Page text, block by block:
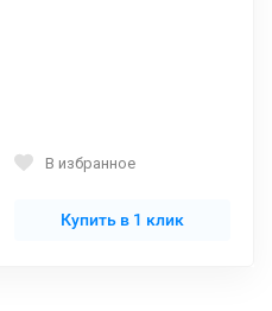
В избранное
Купить в 1 клик